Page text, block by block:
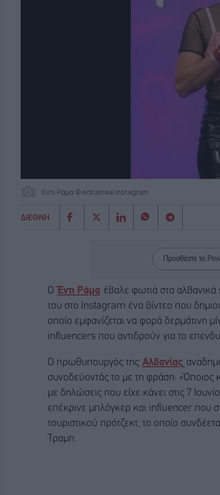
Έντι Ράμα © ediramaal Instagram
ΔΙΕΘΝΗ
Προσθέστε το
Ο Έντι Ράμα έβαλε φωτιά στα
του στο Instagram ένα βίντεο που
οποίο εμφανίζεται να φορά δερμάτινη
influencers που αντιδρούν για το
Ο πρωθυπουργός της Αλβανίας
συνοδεύοντάς το με τη φράση: «Όποιος
με δηλώσεις που είχε κάνει στις 7
επέκρινε μπλόγκερ και influencer που
τουριστικού πρότζεκτ, το οποίο
Τραμπ.